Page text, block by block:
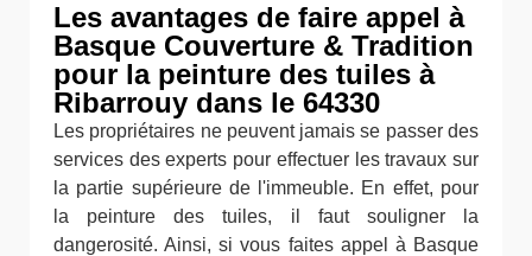
Les avantages de faire appel à
Basque Couverture & Tradition
pour la peinture des tuiles à
Ribarrouy dans le 64330
Les propriétaires ne peuvent jamais se passer des
services des experts pour effectuer les travaux sur
la partie supérieure de l'immeuble. En effet, pour
la peinture des tuiles, il faut souligner la
dangerosité. Ainsi, si vous faites appel à Basque